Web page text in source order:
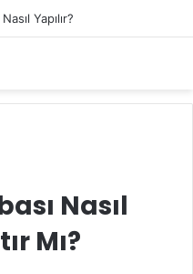
Yapılır?
Nasıl
Mı?